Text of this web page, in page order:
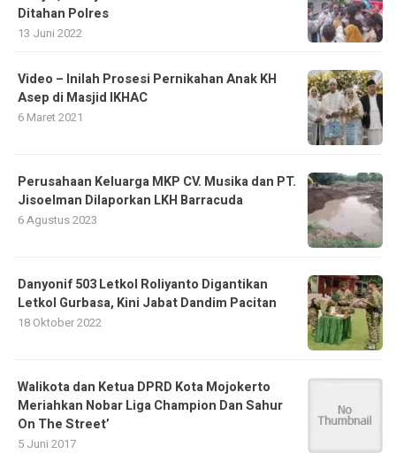
Ditahan Polres
13 Juni 2022
Video – Inilah Prosesi Pernikahan Anak KH
Asep di Masjid IKHAC
6 Maret 2021
Perusahaan Keluarga MKP CV. Musika dan PT.
Jisoelman Dilaporkan LKH Barracuda
6 Agustus 2023
Danyonif 503 Letkol Roliyanto Digantikan
Letkol Gurbasa, Kini Jabat Dandim Pacitan
18 Oktober 2022
Walikota dan Ketua DPRD Kota Mojokerto
Meriahkan Nobar Liga Champion Dan Sahur
On The Street’
5 Juni 2017